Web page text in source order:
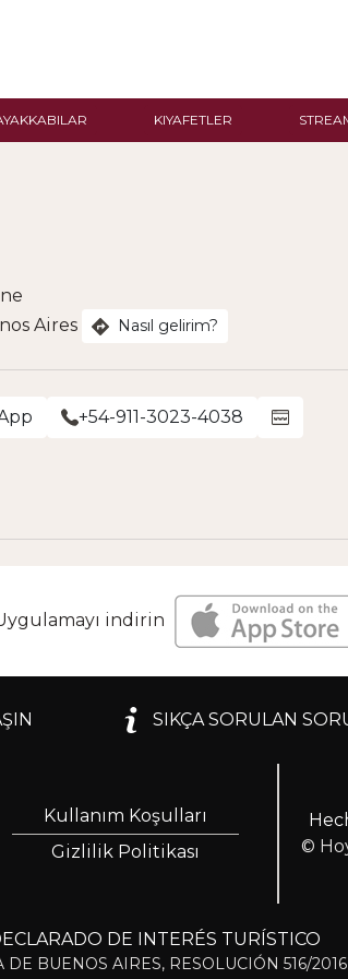
KIYAFETLER
Aires
Nasıl gelirim?
+54-911-3023-4038
indirin
SIKÇA SORULAN
Kullanım Koşulları
Gizlilik Politikası
©
DE INTERÉS TURÍSTICO
BUENOS AIRES, RESOLUCIÓN 516/2016